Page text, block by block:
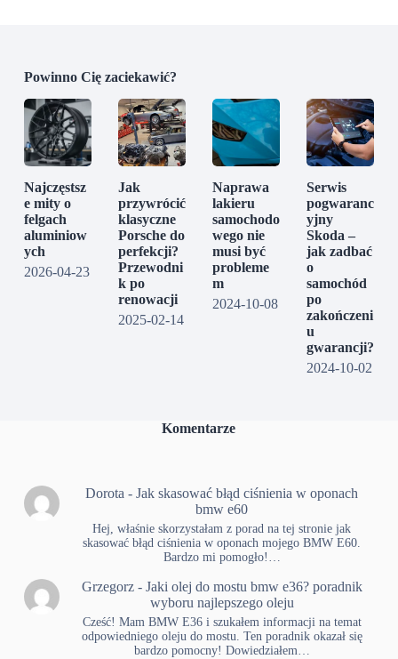
Powinno Cię zaciekawić?
Najczęstsz
e mity o
felgach
aluminiow
ych
2026-04-23
Jak
przywrócić
klasyczne
Porsche do
perfekcji?
Przewodni
k po
renowacji
2025-02-14
Naprawa
lakieru
samochodo
wego nie
musi być
probleme
m
2024-10-08
Serwis
pogwaranc
yjny
Skoda –
jak zadbać
o
samochód
po
zakończeni
u
gwarancji?
2024-10-02
Komentarze
Dorota -Jak skasować błąd ciśnienia w oponach
bmw e60
Hej, właśnie skorzystałam z porad na tej stronie jak
skasować błąd ciśnienia w oponach mojego BMW E60.
Bardzo mi pomogło!…
Grzegorz- Jaki olej do mostu bmw e36? poradnik
wyboru najlepszego oleju
Cześć! Mam BMW E36 i szukałem informacji na temat
odpowiedniego oleju do mostu. Ten poradnik okazał się
bardzo pomocny! Dowiedziałem…